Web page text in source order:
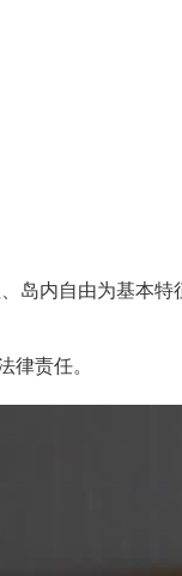
内自由为基本特
律责任。